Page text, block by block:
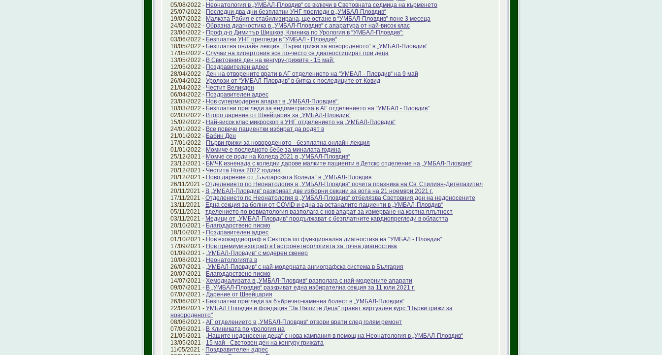
05/08/2022 - Неонатология в „УМБАЛ-Пловдив“ се включи в Световната седмица на кърменето
25/07/2022 - Последни два дни безплатни УНГ прегледи в „УМБАЛ-Пловдив“
19/07/2022 - Малката Рабия е стабилизирана, ще остане в “УМБАЛ-Пловдив” поне 3 месеца
24/06/2022 - Образна диагностика в „УМБАЛ-Пловдив“ с апаратура от най-висок клас
23/06/2022 - Проф.д-р Димитър Шишков, Клиника по Урология в “УМБАЛ-Пловдив”:
03/06/2022 - Безплатни УНГ прегледи в "УМБАЛ - Пловдив"
18/05/2022 - Безплатна онлайн лекция „Първи грижи за новороденото“ в „УМБАЛ-Пловдив“
17/05/2022 - Случаи на хипертония все по-често се диагностицират при деца
13/05/2022 - В Световния ден на кенгуру-грижите - 15 май:
12/05/2022 - Поздравителен адрес
28/04/2022 - Ден на отворените врати в АГ отделението на “УМБАЛ - Пловдив“ на 9 май
26/04/2022 - Уролози от “УМБАЛ-Пловдив” в битка с последиците от Ковид
21/04/2022 - Честит Великден
06/04/2022 - Поздравителен адрес
23/03/2022 - Нов супермодерен апарат в „УМБАЛ-Пловдив“:
10/03/2022 - Безплатни прегледи за ендометриоза в АГ отделението на “УМБАЛ - Пловдив”
02/03/2022 - Второ дарение от Швейцария за „УМБАЛ-Пловдив“
15/02/2022 - Най-висок клас микроскоп в УНГ отделението на „УМБАЛ-Пловдив“
24/01/2022 - Все повече пациентки избират да родят в
21/01/2022 - Бабин Ден
17/01/2022 - Първи грижи за новороденото - безплатна онлайн лекция
01/01/2022 - Момиче е последното бебе за миналата година
25/12/2021 - Момче се роди на Коледа 2021 в „УМБАЛ-Пловдив“
23/12/2021 - БМЧК изненада с коледни дарове малките пациенти в Детско отделение на „УМБАЛ-Пловдив“
20/12/2021 - Честита Нова 2022 година
20/12/2021 - Ново дарение от „Българската Коледа“ в „УМБАЛ-Пловдив
26/11/2021 - Отделението по Неонатология в „УМБАЛ-Пловдив“ почита празника на Св. Стилиян-Детепазител
20/11/2021 - В „УМБАЛ-Пловдив“ разкриват две изборни секции за вота на 21 ноември 2021 г.
17/11/2021 - Отделението по Неонатология в „УМБАЛ-Пловдив“ отбелязва Световния ден на недоносените
13/11/2021 - Една секция за болни от COVID и една за останалите пациенти в „УМБАЛ-Пловдив“
05/11/2021 - тделението по ревматология разполага с нов апарат за измерване на костна плътност
03/11/2021 - Медици от „УМБАЛ-Пловдив“ продължават с безплатните кардиопрегледи в областта
20/10/2021 - Благодарствено писмо
18/10/2021 - Поздравителен адрес
01/10/2021 - Нов ехокардиограф в Сектора по функционална диагностика на "УМБАЛ - Пловдив"
17/09/2021 - Нов премиум ехограф в Гастроентерологията за точна диагностика
01/09/2021 - „УМБАЛ-Пловдив“ с модерен скенер
10/08/2021 - Неонатологията в
26/07/2021 - „УМБАЛ-Пловдив“ с най-модерната ангиографска система в България
20/07/2021 - Благодарствено писмо
14/07/2021 - Хемодиализата в „УМБАЛ-Пловдив“ разполага с най-модерните апарати
09/07/2021 - В „УМБАЛ-Пловдив“ разкриват една избирателна секция за 11 юли 2021 г.
07/07/2021 - Дарение от Швейцария
26/06/2021 - Безплатни прегледи за бъбречно-каменна болест в „УМБАЛ-Пловдив“
22/06/2021 - УМБАЛ Пловдив и фондация "За Нашите Деца" правят виртуален курс "Първи грижи за
новороденото"
08/06/2021 - АГ отделението в „УМБАЛ-Пловдив“ отвори врати след голям ремонт
07/06/2021 - В Клиниката по урология на
21/05/2021 - „Нашите недоносени деца“ с нова кампания в помощ на Неонатология в „УМБАЛ-Пловдив“
13/05/2021 - 15 май - Световен ден на кенгуру грижата
11/05/2021 - Поздравителен адрес